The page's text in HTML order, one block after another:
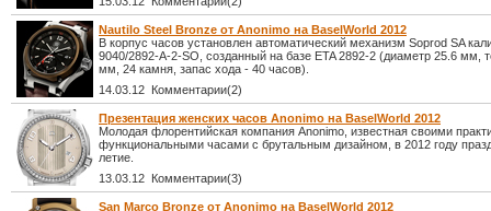
Nautilo Steel Bronze от Anonimo на BaselWorld 2012
В корпус часов установлен автоматический механизм Soprod SA
9040/2892-A-2-SO, созданный на базе ETA 2892-2 (диаметр 25.6 мм,
мм, 24 камня, запас хода - 40 часов).
14.03.12 Комментарии(2)
Презентация женских часов Anonimo на BaselWorld 2012
Молодая флорентийская компания Anonimo, известная своими
функциональными часами с брутальным дизайном, в 2012 году
летие.
13.03.12 Комментарии(3)
San Marco Bronze от Anonimo на BaselWorld 2012